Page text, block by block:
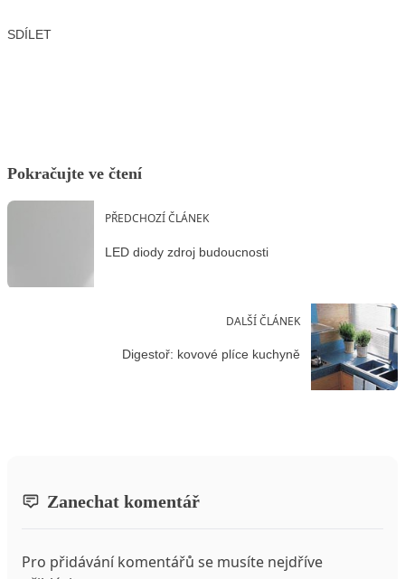
SDÍLET
Pokračujte ve čtení
PŘEDCHOZÍ ČLÁNEK
LED diody zdroj budoucnosti
DALŠÍ ČLÁNEK
Digestoř: kovové plíce kuchyně
Zanechat komentář
Pro přidávání komentářů se musíte nejdříve